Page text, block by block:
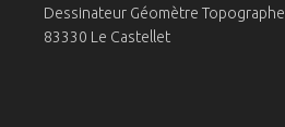
Dessinateur Géomètre Topographe
83330 Le Castellet